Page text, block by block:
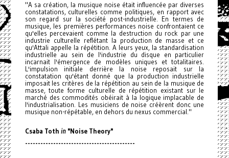
"A sa création, la musique noise était influencée par diverses
constatations, culturelles comme politiques, en rapport avec
son regard sur la société post-industrielle. En termes de
musique, les premières performances noise confrontaient ce
qu'elles percevaient comme la destruction du rock par une
industrie culturelle reflétant la production de masse et ce
qu'Attali appelle la répétition. A leurs yeux, la standardisation
industrielle au sein de l'industrie du disque en particulier
incarnait l'émergence de modèles uniques et totalitaires.
L'impulsion initiale derrière la noise reposait sur la
constatation qu'étant donné que la production industrielle
imposait les critères de la répétition au sein de la musique de
masse, toute forme culturelle de répétition existant sur le
marché des commodités obéirait à la logique implacable de
l'industrialisation. Les musiciens de noise créèrent donc une
musique non-répétable, en dehors du nexus commercial."
Csaba Toth in"Noise Theory"
-------------------------------------------